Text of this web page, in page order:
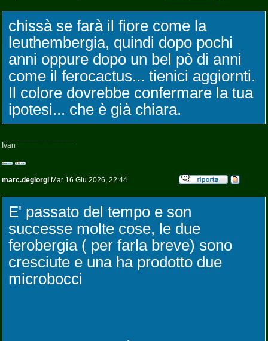
chissà se farà il fiore come la
leuthembergia, quindi dopo pochi
anni oppure dopo un bel pò di anni
come il ferocactus... tienici aggiornti.
Il colore dovrebbe confermare la tua
ipotesi... che è già chiara.
Ivan
marc.degiorgi Mar 16 Giu 2026, 22:44
E' passato del tempo e son
successe molte cose, le due
ferobergia ( per farla breve) sono
cresciute e una ha prodotto due
microbocci